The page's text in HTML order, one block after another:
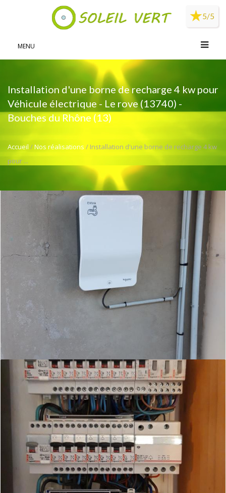
5/5
MENU
Installation d'une borne de recharge 4 kw pour
Véhicule électrique - Le rove (13740) -
Bouches du Rhône (13)
Accueil /Nos réalisations / Installation d'une borne de recharge 4 kw
pour ...
Panneau de gestion des cookies